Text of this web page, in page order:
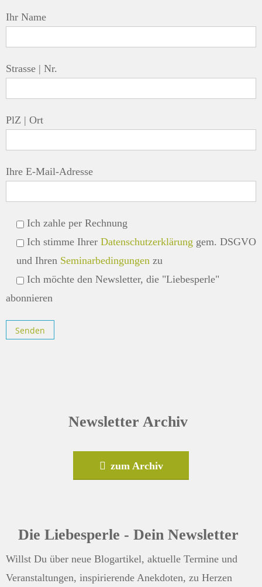
Ihr Name
Strasse | Nr.
PlZ | Ort
Ihre E-Mail-Adresse
Ich zahle per Rechnung
Ich stimme Ihrer Datenschutzerklärung gem. DSGVO
und Ihren Seminarbedingungen zu
Ich möchte den Newsletter, die "Liebesperle"
abonnieren
Newsletter Archiv
zum Archiv
Die Liebesperle - Dein Newsletter
Willst Du über neue Blogartikel, aktuelle Termine und
Veranstaltungen, inspirierende Anekdoten, zu Herzen